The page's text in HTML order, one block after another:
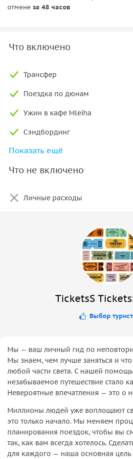
отмене за 48 часов
Что включено
Трансфер
Поездка по дюнам
Ужин в кафе Mleiha
Сэндбординг
Посещение каменных
Показать ещё
Что не включено
Личные расходы
TicketsS
Выбор
Мы — ваш личный гид по
Мы знаем, чем лучше заняться и что
любой части света. С нашей
незабываемое путешествие стало
Невероятные впечатления — это о
Миллионы людей уже воплощают
это только начало. Мы меняем
планирования поездок, чтобы вы
так, как вам всегда хотелось.
для каждого — наша основная цель